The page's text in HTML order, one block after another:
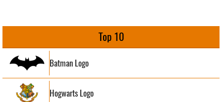
Top 10
Batman Logo
Hogwarts Logo